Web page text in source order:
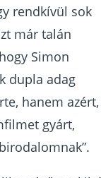
rendkívül sok
már talán
Simon
dupla adag
hanem azért,
gyárt,